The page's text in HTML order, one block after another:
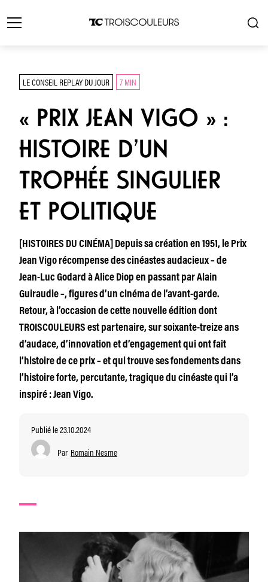
LE CONSEIL REPLAY DU JOUR 7 MIN
« PRIX JEAN VIGO » :
HISTOIRE D’UN
TROPHÉE SINGULIER
ET POLITIQUE
[HISTOIRES DU CINÉMA] Depuis sa création en 1951, le Prix
Jean Vigo récompense des cinéastes audacieux – de
Jean-Luc Godard à Alice Diop en passant par Alain
Guiraudie –, figures d’un cinéma de l’avant-garde.
Retour, à l’occasion de cette nouvelle édition dont
TROISCOULEURS est partenaire, sur soixante-treize ans
d’audace, d’innovation et d’engagement qui ont fait
l’histoire de ce prix – et qui trouve ses fondements dans
l’histoire forte, percutante, tragique du cinéaste qui l’a
inspiré : Jean Vigo.
Publié le 23.10.2024
Par Romain Nesme